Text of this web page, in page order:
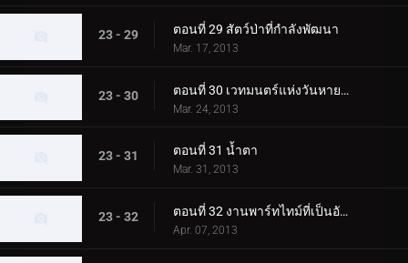
23 - 29 ตอนที่ 29 สัตว์ป่าที่กำลังพัฒนา
Mar. 17, 2013
23 - 30 ตอนที่ 30 เวทมนตร์แห่งวันหายไป
Mar. 24, 2013
23 - 31 ตอนที่ 31 น้ำตา
Mar. 31, 2013
23 - 32 ตอนที่ 32 งานพาร์ทไทม์ที่เป็นอันตราย
Apr. 07, 2013